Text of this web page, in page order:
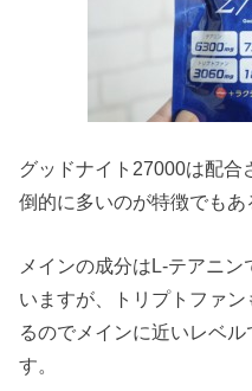
グッドナイト27000は配合
倒的に多いのが特徴でもあ
メインの成分はL-テアニ
いますが、トリプトファ
るのでメインに近いレベ
す。